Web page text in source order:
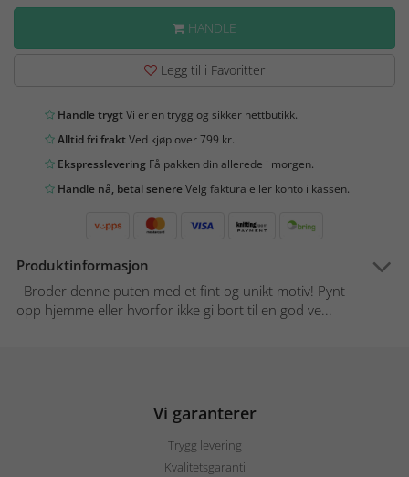
HANDLE
Legg til i Favoritter
Handle trygtVi er en trygg og sikker nettbutikk.
Alltid fri fraktVed kjøp over 799 kr.
Ekspresslevering Få pakken din allerede i morgen.
Handle nå, betal senereVelg faktura eller konto i kassen.
Produktinformasjon
Broder denne puten med et fint og unikt motiv! Pynt
opp hjemme eller hvorfor ikke gi bort til en god ve...
Vi garanterer
Trygg levering
Kvalitetsgaranti